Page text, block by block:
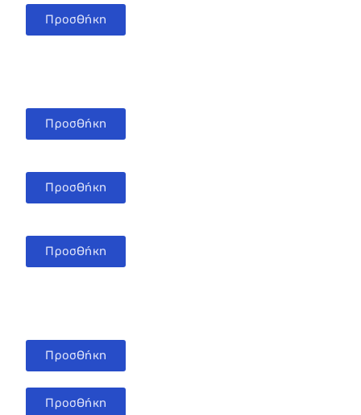
Προσθήκη
Προσθήκη
Προσθήκη
Προσθήκη
Προσθήκη
Προσθήκη